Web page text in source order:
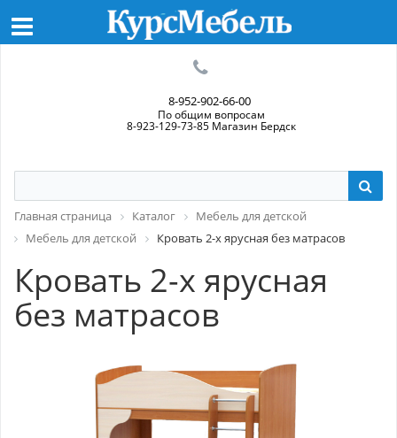
8-952-902-66-00
По общим вопросам
8-923-129-73-85 Магазин Бердск
Главная страница Каталог
Мебель для детской
Мебель для детской
Кровать 2-х ярусная без матрасов
Кровать 2-х ярусная
без матрасов